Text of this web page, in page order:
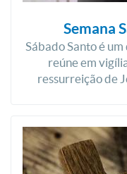
Semana
Sábado Santo é
reúne em
ressurreição de